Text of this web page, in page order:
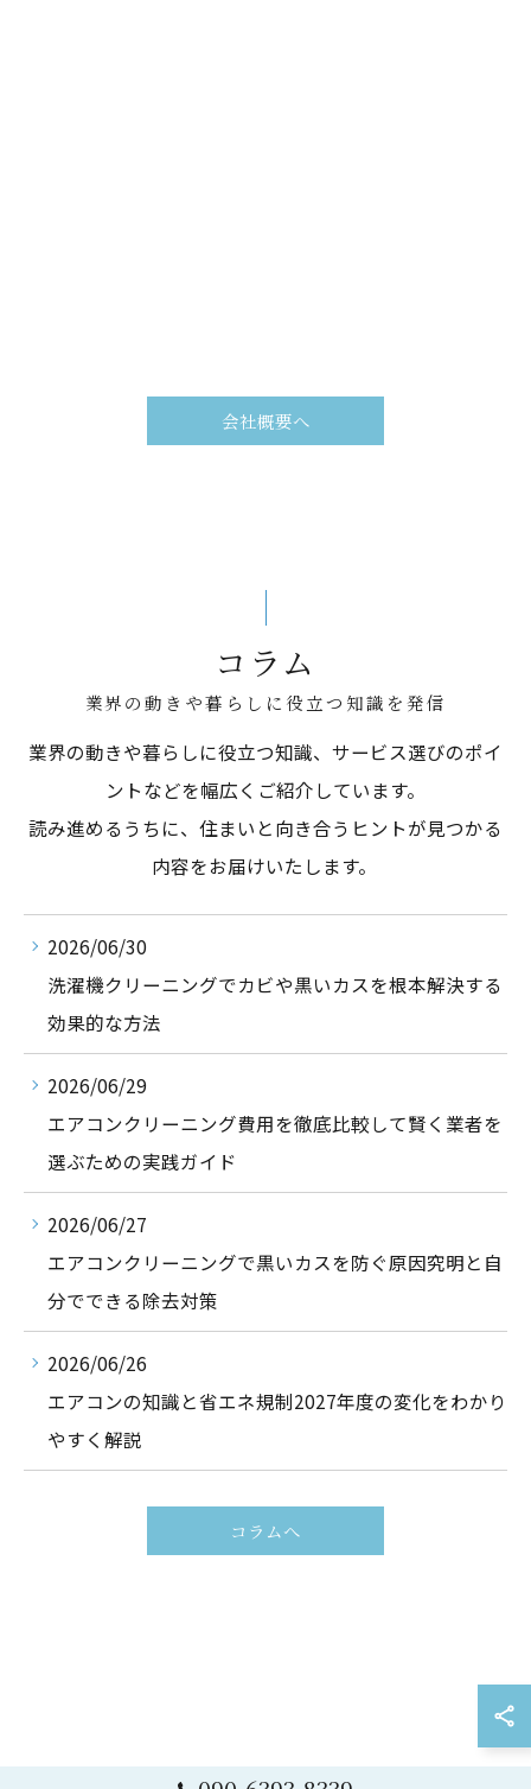
会社概要へ
コラム
業界の動きや暮らしに役立つ知識を発信
業界の動きや暮らしに役立つ知識、サービス選びのポイ
ントなどを幅広くご紹介しています。
読み進めるうちに、住まいと向き合うヒントが見つかる
内容をお届けいたします。
2026/06/30
洗濯機クリーニングでカビや黒いカスを根本解決する
効果的な方法
2026/06/29
エアコンクリーニング費用を徹底比較して賢く業者を
選ぶための実践ガイド
2026/06/27
エアコンクリーニングで黒いカスを防ぐ原因究明と自
分でできる除去対策
2026/06/26
エアコンの知識と省エネ規制2027年度の変化をわかり
やすく解説
コラムへ